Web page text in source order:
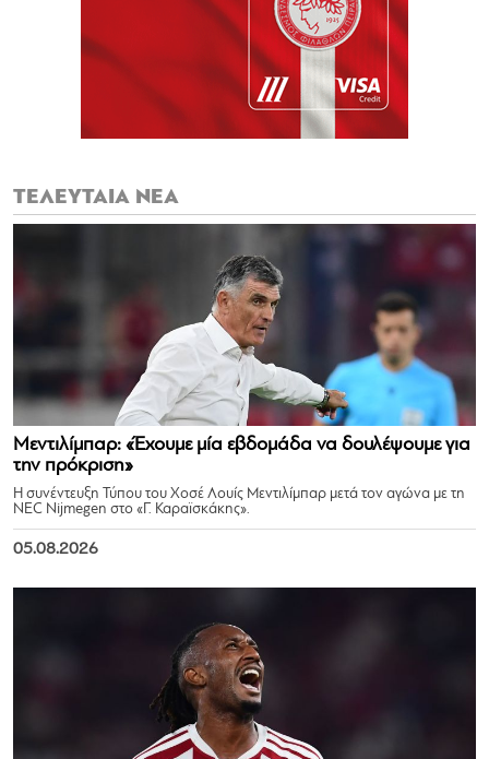
ΤΕΛΕΥΤΑΙΑ ΝΕΑ
Μεντιλίμπαρ: «Έχουμε μία εβδομάδα να δουλέψουμε για
την πρόκριση»
Η συνέντευξη Τύπου του Χοσέ Λουίς Μεντιλίμπαρ μετά τον αγώνα με τη
NEC Nijmegen στο «Γ. Καραϊσκάκης».
05.08.2026